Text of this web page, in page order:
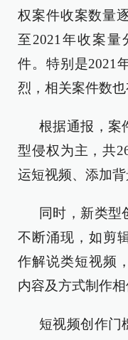
权案件收案数量
至2021年收案量
件。特别是2021
烈，相关案件数也
根据通报，案
型侵权为主，共
运短视频、添加背
同时，新类型
不断涌现，如剪
作解说类短视频
内容及方式制作相
短视频创作门